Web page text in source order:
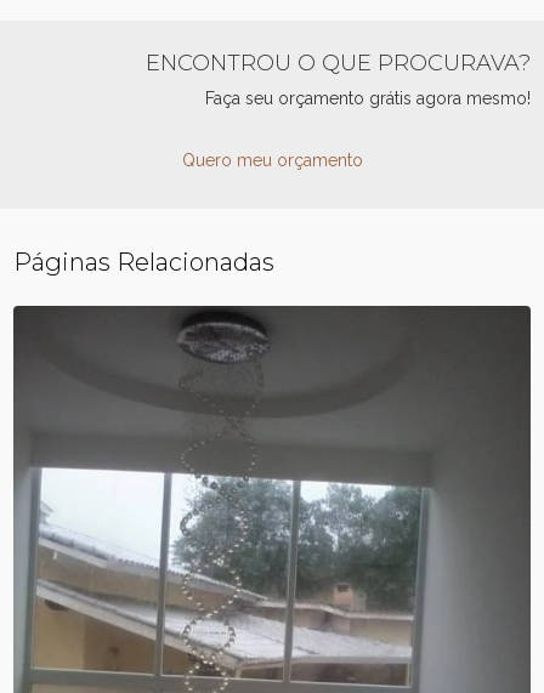
ENCONTROU O QUE PROCURAVA?
Faça seu orçamento grátis agora mesmo!
Quero meu orçamento
Páginas Relacionadas